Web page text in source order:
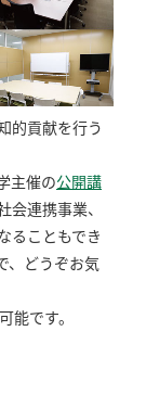
的貢献を行う
主催の公開講
連携事業、
ることもでき
、どうぞお気
能です。